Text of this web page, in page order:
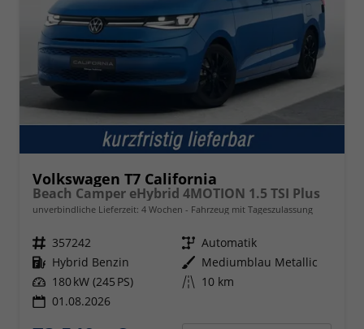
Volkswagen T7 California
Beach Camper eHybrid 4MOTION 1.5 TSI Plus
unverbindliche Lieferzeit: 4 Wochen Fahrzeug mit Tageszulassung
Fahrzeugnr. 357242 Getriebe Automatik
Kraftstoff Hybrid Benzin Außenfarbe Mediumblau Metallic
Leistung 180 kW (245 PS) Kilometerstand 10 km
01.08.2026